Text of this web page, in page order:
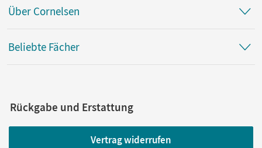
Über Cornelsen
Beliebte Fächer
Rückgabe und Erstattung
Vertrag widerrufen